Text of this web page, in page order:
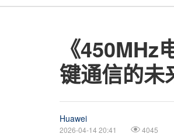
《
键通信的未
Huawei
2026-04-14 20:41 4045